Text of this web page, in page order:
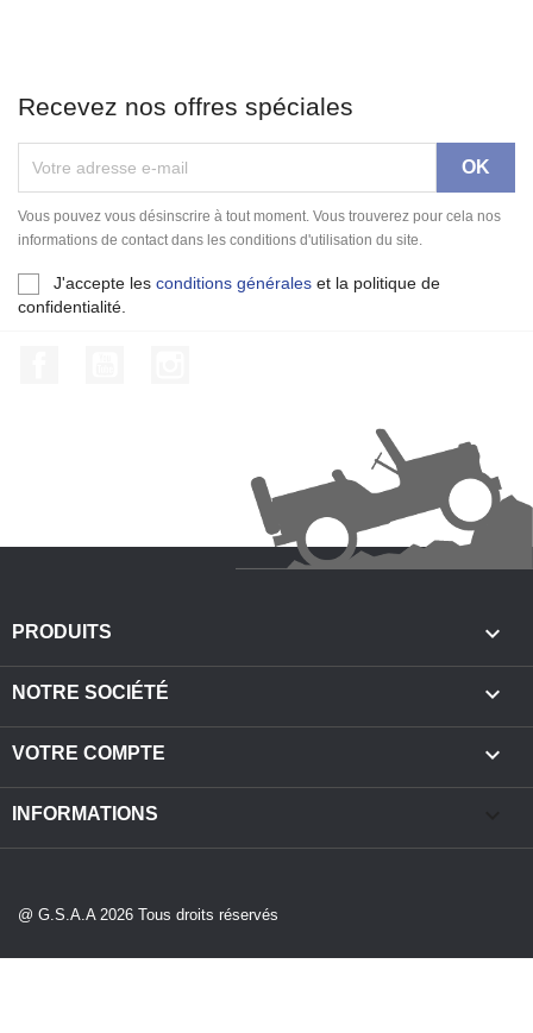
Recevez nos offres spéciales
Vous pouvez vous désinscrire à tout moment. Vous trouverez pour cela nos
informations de contact dans les conditions d'utilisation du site.
J'accepte les conditions générales et la politique de
confidentialité.
PRODUITS 
NOTRE SOCIÉTÉ 
VOTRE COMPTE 
INFORMATIONS
@ G.S.A.A 2026 Tous droits réservés